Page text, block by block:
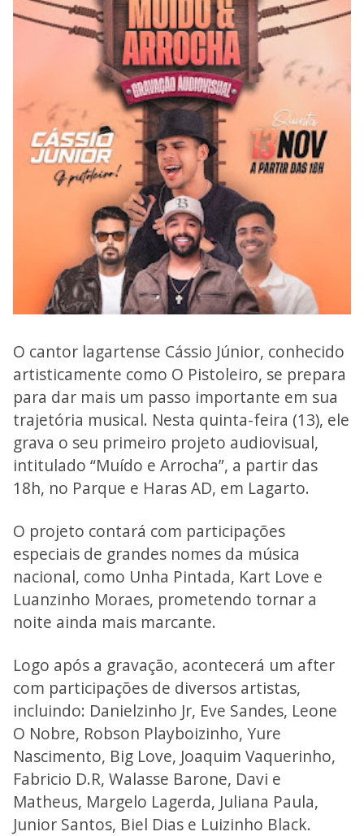
O cantor lagartense Cássio Júnior, conhecido
artisticamente como O Pistoleiro, se prepara
para dar mais um passo importante em sua
trajetória musical. Nesta quinta-feira (13), ele
grava o seu primeiro projeto audiovisual,
intitulado “Muído e Arrocha”, a partir das
18h, no Parque e Haras AD, em Lagarto.
O projeto contará com participações
especiais de grandes nomes da música
nacional, como Unha Pintada, Kart Love e
Luanzinho Moraes, prometendo tornar a
noite ainda mais marcante.
Logo após a gravação, acontecerá um after
com participações de diversos artistas,
incluindo: Danielzinho Jr, Eve Sandes, Leone
O Nobre, Robson Playboizinho, Yure
Nascimento, Big Love, Joaquim Vaquerinho,
Fabricio D.R, Walasse Barone, Davi e
Matheus, Margelo Lagerda, Juliana Paula,
Junior Santos, Biel Dias e Luizinho Black.